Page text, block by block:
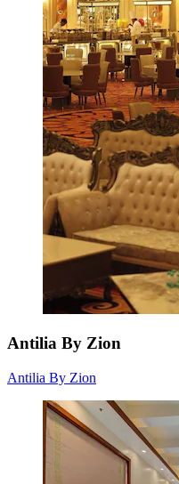
Antilia By Zion
Antilia By Zion